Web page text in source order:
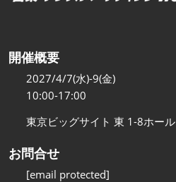
開催概要
2027/4/7(水)-9(金)
10:00-17:00
東京ビッグサイト 東 1-8ホール
お問合せ
[email protected]